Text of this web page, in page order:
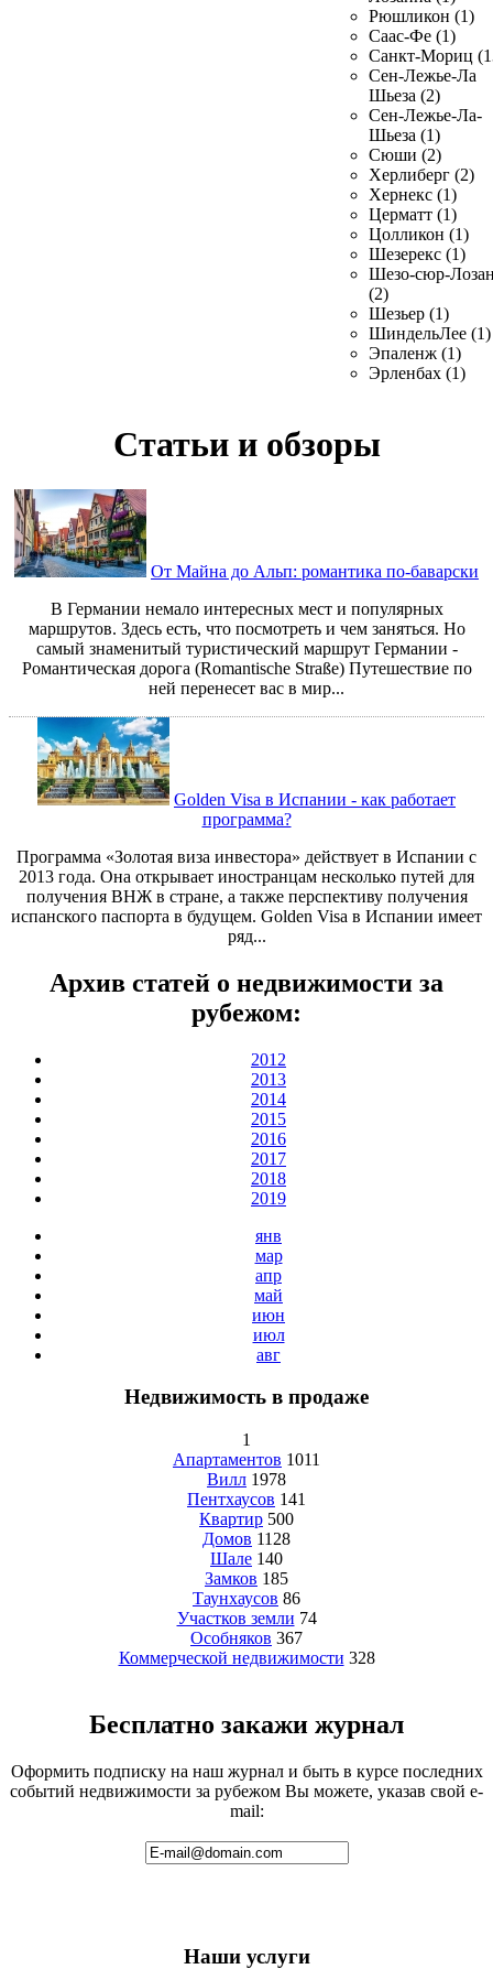
Рюшликон (1)
Саас-Фе (1)
Санкт-Мориц
Сен-Лежье-Ла
Шьеза (2)
Сен-Лежье-Ла-
Шьеза (1)
Сюши (2)
Херлиберг (2)
Хернекс (1)
Церматт (1)
Цолликон (1)
Шезерекс (1)
Шезо-сюр-
(2)
Шезьер (1)
ШиндельЛее (1)
Эпаленж (1)
Эрленбах (1)
Статьи и обзоры
От Майна до Альп: романтика по-баварски
В Германии немало интересных мест и популярных
маршрутов. Здесь есть, что посмотреть и чем заняться. Но
самый знаменитый туристический маршрут Германии -
Романтическая дорога (Romantische Straße) Путешествие по
ней перенесет вас в мир...
Golden Visa в Испании - как работает
программа?
Программа «Золотая виза инвестора» действует в Испании с
2013 года. Она открывает иностранцам несколько путей для
получения ВНЖ в стране, а также перспективу получения
испанского паспорта в будущем. Golden Visa в Испании имеет
ряд...
Архив статей о недвижимости за
рубежом:
2012
2013
2014
2015
2016
2017
2018
2019
янв
мар
апр
май
июн
июл
авг
Недвижимость в продаже
1
Апартаментов 1011
Вилл 1978
Пентхаусов 141
Квартир 500
Домов 1128
Шале 140
Замков 185
Таунхаусов 86
Участков земли 74
Особняков 367
Коммерческой недвижимости 328
Бесплатно закажи журнал
Оформить подписку на наш журнал и быть в курсе последних
событий недвижимости за рубежом Вы можете, указав свой e-
mail:
Наши услуги